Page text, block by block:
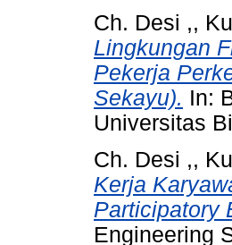
Ch. Desi ,,
Lingkungan
Pekerja
Sekayu). In:
Universitas
Ch. Desi ,,
Kerja
Participatory
Engineering